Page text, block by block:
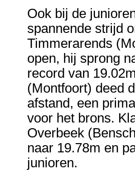
Ook bij de
spannende strijd
Timmerarends
open, hij sprong
record van
(Montfoort) deed
afstand, een
voor het brons.
Overbeek
naar 19.78m en
junioren.